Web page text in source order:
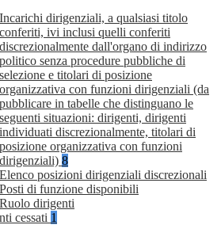
Incarichi dirigenziali, a qualsiasi titolo
conferiti, ivi inclusi quelli conferiti
discrezionalmente dall'organo di indirizzo
politico senza procedure pubbliche di
selezione e titolari di posizione
organizzativa con funzioni dirigenziali (da
pubblicare in tabelle che distinguano le
seguenti situazioni: dirigenti, dirigenti
individuati discrezionalmente, titolari di
posizione organizzativa con funzioni
dirigenziali) 8
Elenco posizioni dirigenziali discrezionali
Posti di funzione disponibili
Ruolo dirigenti
cessati 1